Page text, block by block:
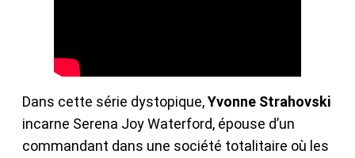
Dans cette série dystopique,Yvonne Strahovski
incarne Serena Joy Waterford, épouse d’un
commandant dans une société totalitaire où les